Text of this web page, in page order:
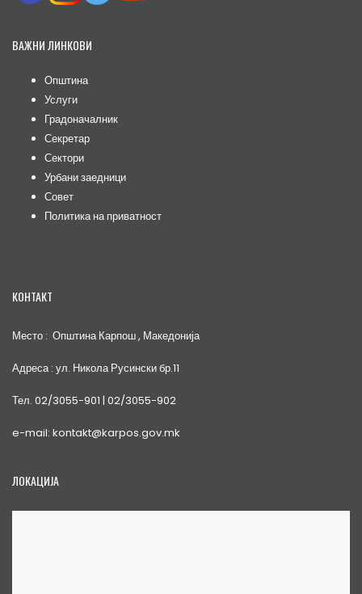
ВАЖНИ ЛИНКОВИ
Општина
Услуги
Градоначалник
Секретар
Сектори
Урбани заедници
Совет
Политика на приватност
КОНТАКТ
Место : Општина Карпош , Македонија
Адреса : ул. Никола Русински бр.11
Тел. 02/3055-901 | 02/3055-902
e-mail: kontakt@karpos.gov.mk
ЛОКАЦИЈА